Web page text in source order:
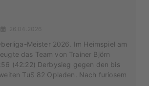
Meister 2026. Im Heimspiel am
das Team von Trainer Björn
(42:22) Derbysieg gegen den bis
TuS 82 Opladen. Nach furiosem